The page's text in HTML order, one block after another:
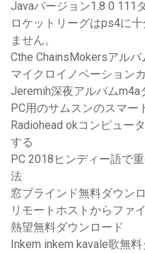
Javaバージョン1.8 0 111
ロケットリーグはps4に
ません。
Cthe ChainsMokersアル
マイクロイノベーション
Jeremih深夜アルバムm4a
PC用のサムスンのスマー
Radiohead okコンピュー
する
PC 2018ヒンディー語で
法
窓ブラインド無料ダウン
リモートホストからファ
熱望無料ダウンロード
Inkem inkem kavale歌無